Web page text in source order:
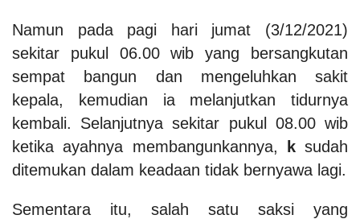
Namun pada pagi hari jumat (3/12/2021)
sekitar pukul 06.00 wib yang bersangkutan
sempat bangun dan mengeluhkan sakit
kepala, kemudian ia melanjutkan tidurnya
kembali. Selanjutnya sekitar pukul 08.00 wib
ketika ayahnya membangunkannya, ksudah
ditemukan dalam keadaan tidak bernyawa lagi.
Sementara itu, salah satu saksi yang